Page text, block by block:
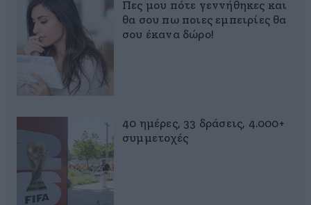
Πες μου πότε γεννήθηκες και
θα σου πω ποιες εμπειρίες θα
σου έκανα δώρο!
40 ημέρες, 33 δράσεις, 4.000+
συμμετοχές